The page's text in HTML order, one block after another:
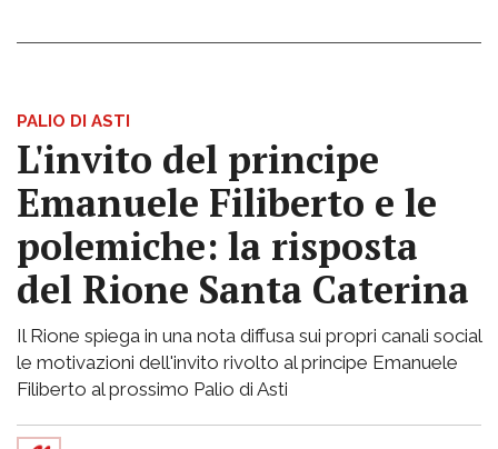
PALIO DI ASTI
L'invito del principe
Emanuele Filiberto e le
polemiche: la risposta
del Rione Santa Caterina
Il Rione spiega in una nota diffusa sui propri canali social
le motivazioni dell'invito rivolto al principe Emanuele
Filiberto al prossimo Palio di Asti